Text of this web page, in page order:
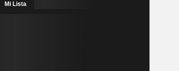
Mi Lista